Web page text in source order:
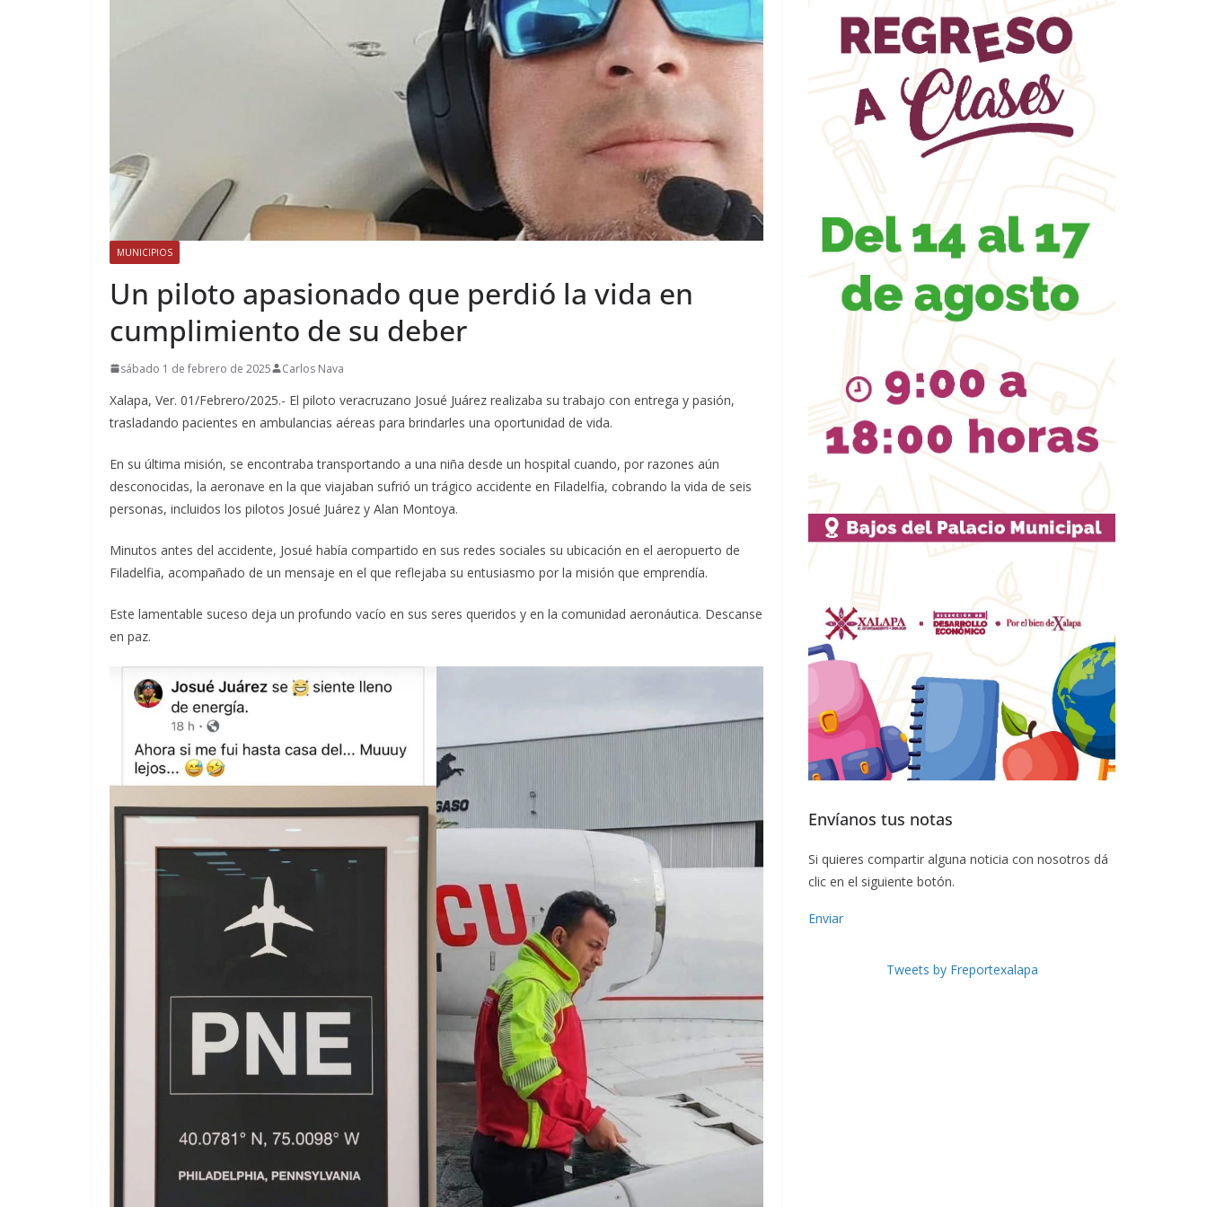
MUNICIPIOS
Un piloto apasionado que perdió la vida en
cumplimiento de su deber
sábado 1 de febrero de 2025 Carlos Nava
Xalapa, Ver. 01/Febrero/2025.- El piloto veracruzano Josué Juárez realizaba su trabajo con entrega y pasión,
trasladando pacientes en ambulancias aéreas para brindarles una oportunidad de vida.
En su última misión, se encontraba transportando a una niña desde un hospital cuando, por razones aún
desconocidas, la aeronave en la que viajaban sufrió un trágico accidente en Filadelfia, cobrando la vida de seis
personas, incluidos los pilotos Josué Juárez y Alan Montoya.
Minutos antes del accidente, Josué había compartido en sus redes sociales su ubicación en el aeropuerto de
Filadelfia, acompañado de un mensaje en el que reflejaba su entusiasmo por la misión que emprendía.
Este lamentable suceso deja un profundo vacío en sus seres queridos y en la comunidad aeronáutica. Descanse
en paz.
Envíanos tus notas
Si quieres compartir alguna noticia con nosotros dá
clic en el siguiente botón.
Enviar
Tweets by Freportexalapa